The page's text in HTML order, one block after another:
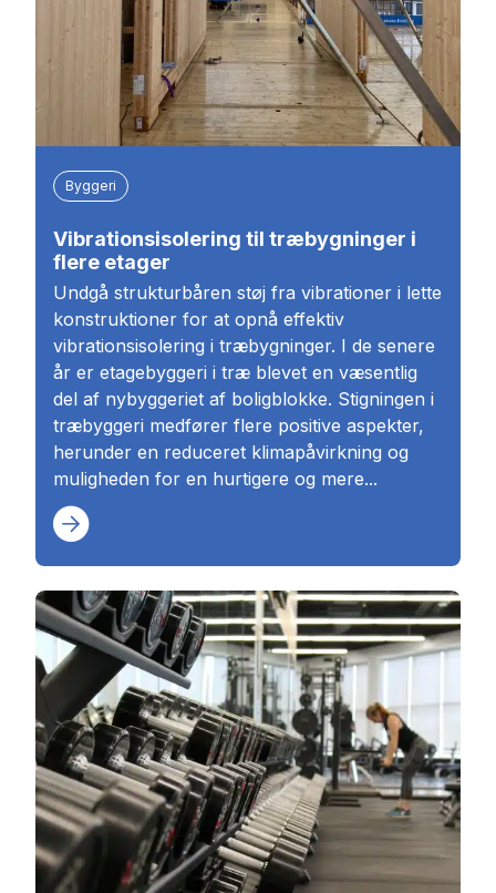
Byggeri
Vibrationsisolering til træbygninger i
flere etager
Undgå strukturbåren støj fra vibrationer i lette
konstruktioner for at opnå effektiv
vibrationsisolering i træbygninger. I de senere
år er etagebyggeri i træ blevet en væsentlig
del af nybyggeriet af boligblokke. Stigningen i
træbyggeri medfører flere positive aspekter,
herunder en reduceret klimapåvirkning og
muligheden for en hurtigere og mere...